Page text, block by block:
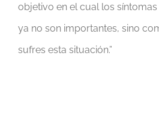
objetivo en el cual los
ya no son importantes, sino
sufres esta situación.”